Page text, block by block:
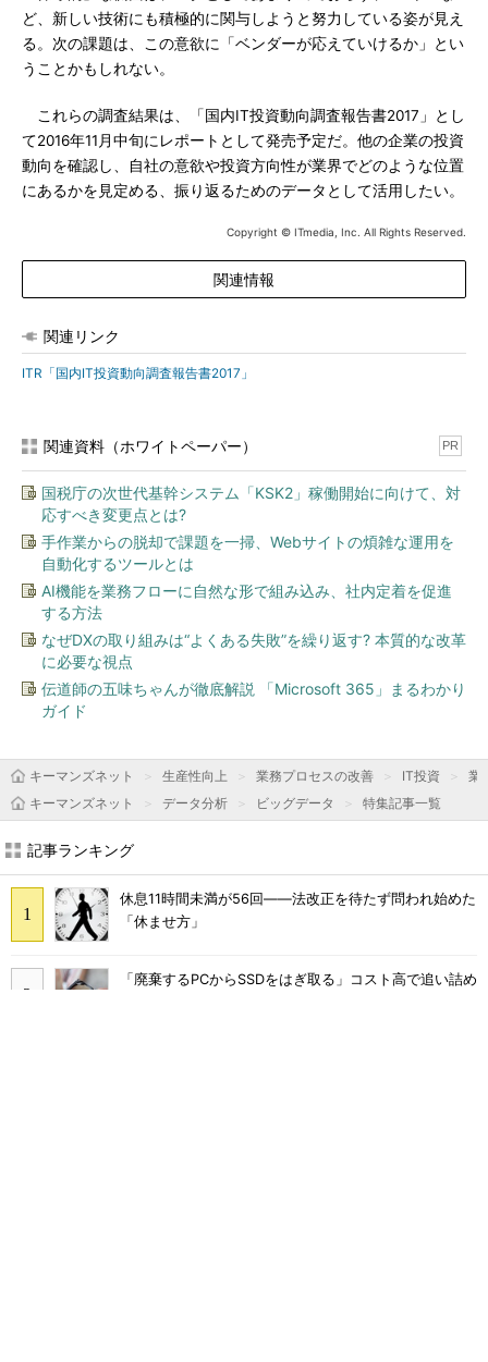
ど、新しい技術にも積極的に関与しようと努力している姿が見え
る。次の課題は、この意欲に「ベンダーが応えていけるか」とい
うことかもしれない。
これらの調査結果は、「国内IT投資動向調査報告書2017」とし
て2016年11月中旬にレポートとして発売予定だ。他の企業の投資
動向を確認し、自社の意欲や投資方向性が業界でどのような位置
にあるかを見定める、振り返るためのデータとして活用したい。
Copyright © ITmedia, Inc. All Rights Reserved.
関連情報
関連リンク
ITR「国内IT投資動向調査報告書2017」
関連資料（ホワイトペーパー） PR
国税庁の次世代基幹システム「KSK2」稼働開始に向けて、対
応すべき変更点とは?
手作業からの脱却で課題を一掃、Webサイトの煩雑な運用を
自動化するツールとは
AI機能を業務フローに自然な形で組み込み、社内定着を促進
する方法
なぜDXの取り組みは“よくある失敗”を繰り返す? 本質的な改革
に必要な視点
伝道師の五味ちゃんが徹底解説 「Microsoft 365」まるわかり
ガイド
キーマンズネット 生産性向上 業務プロセスの改善 IT投資
業
キーマンズネット
データ分析 ビッグデータ 特集記事一覧
記事ランキング
休息11時間未満が56回――法改正を待たず問われ始めた
「休ませ方」
「廃棄するPCからSSDをはぎ取る」コスト高で追い詰め